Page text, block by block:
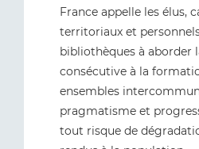
France appelle les élus,
territoriaux et
bibliothèques à aborder
consécutive à la
ensembles
pragmatisme et
tout risque de